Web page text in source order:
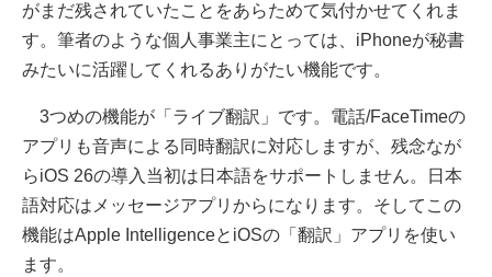
がまだ残されていたことをあらためて気付かせてくれま
す。筆者のような個人事業主にとっては、iPhoneが秘書
みたいに活躍してくれるありがたい機能です。
3つめの機能が「ライブ翻訳」です。電話/FaceTimeの
アプリも音声による同時翻訳に対応しますが、残念なが
らiOS 26の導入当初は日本語をサポートしません。日本
語対応はメッセージアプリからになります。そしてこの
機能はApple IntelligenceとiOSの「翻訳」アプリを使い
ます。